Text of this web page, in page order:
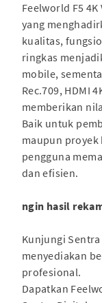
Feelworld F5
yang
kualitas,
ringkas
mobile,
Rec.709, HDMI
memberikan
Baik untuk
maupun
pengguna
dan efisien.
ngin hasil
Kunjungi
menyediakan
profesional.
Dapatkan